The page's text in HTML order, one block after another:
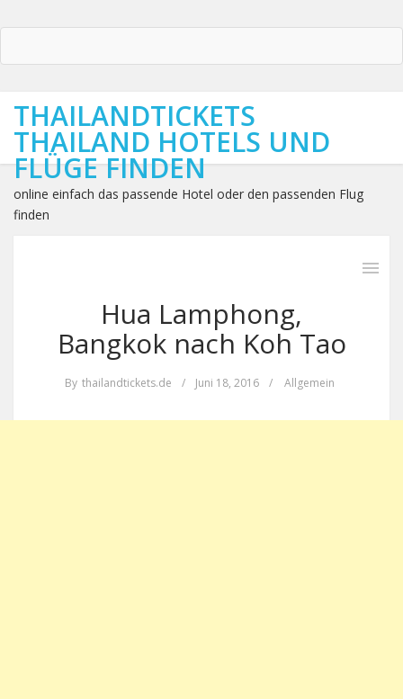
THAILANDTICKETS
THAILAND HOTELS UND
FLÜGE FINDEN
online einfach das passende Hotel oder den passenden Flug
finden
Hua Lamphong,
Bangkok nach Koh Tao
By thailandtickets.de / Juni 18, 2016 / Allgemein